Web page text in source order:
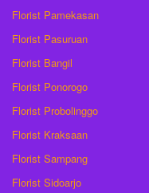
Florist Pamekasan
Florist Pasuruan
Florist Bangil
Florist Ponorogo
Florist Probolinggo
Florist Kraksaan
Florist Sampang
Florist Sidoarjo